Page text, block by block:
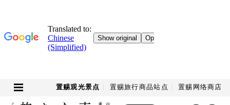
置赐观光景点 置赐旅行商品站点 置赐网络商店